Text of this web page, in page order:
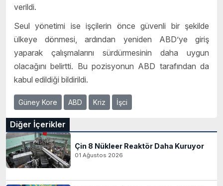
verildi.
Seul yönetimi ise işçilerin önce güvenli bir şekilde
ülkeye dönmesi, ardından yeniden ABD’ye giriş
yaparak çalışmalarını sürdürmesinin daha uygun
olacağını belirtti. Bu pozisyonun ABD tarafından da
kabul edildiği bildirildi.
Güney Kore ABD Kriz İşci
Diğer İçerikler
Çin 8 Nükleer Reaktör Daha Kuruyor
01 Ağustos 2026